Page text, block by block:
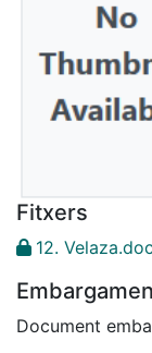
Fitxers
12.
Document